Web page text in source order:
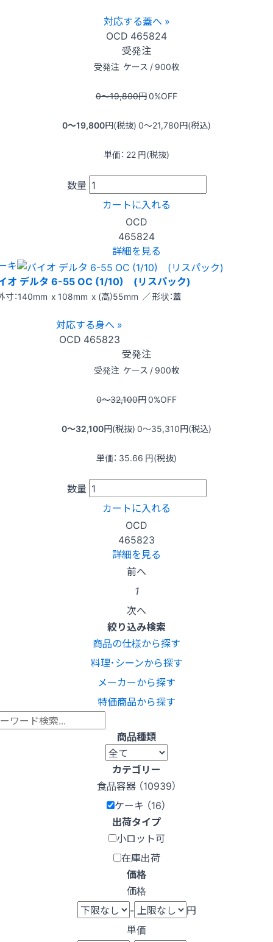
対応する蓋へ »
OCD 465824
受発注
受発注 ケース / 900枚
0〜19,800円0%OFF
0〜19,800円(税抜) 0〜21,780円(税込)
単価： 22 円(税抜)
数量
カートに入れる
OCD
465824
詳細を見る
キ
オ デルタ 6-55 OC (1/10) (リスパック)
寸：140mm x 108mm x (高)55mm ／ 形状：蓋
対応する身へ »
OCD 465823
受発注
受発注 ケース / 900枚
0〜32,100円0%OFF
0〜32,100円(税抜) 0〜35,310円(税込)
単価： 35.66 円(税抜)
数量
カートに入れる
OCD
465823
詳細を見る
前へ
1
次へ
絞り込み検索
商品の仕様から探す
料理･シーンから探す
メーカーから探す
特価商品から探す
商品種類
カテゴリー
食品容器 （10939）
ケーキ （16）
出荷タイプ
小ロット可
在庫出荷
価格
価格
-
円
単価